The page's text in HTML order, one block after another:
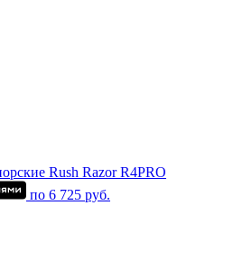
Rush Razor R4PRO
по 6 725 руб.